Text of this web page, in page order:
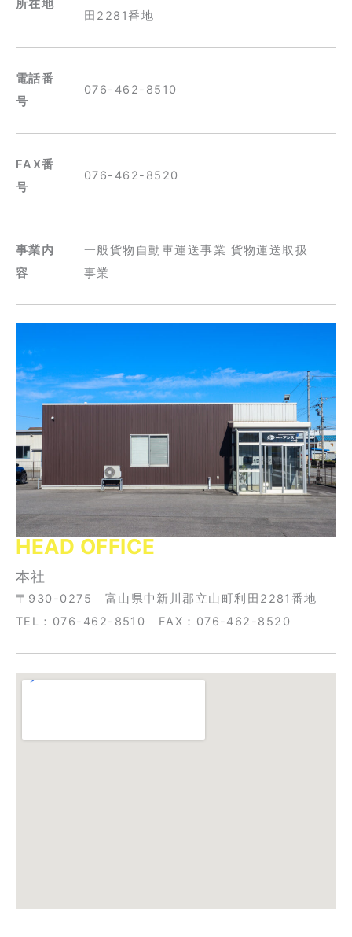
所在地
田2281番地
電話番
号
076-462-8510
FAX番
号
076-462-8520
事業内
容
一般貨物自動車運送事業 貨物運送取扱
事業
HEAD OFFICE
本社
〒930-0275 富山県中新川郡立山町利田2281番地
TEL：076-462-8510 FAX：076-462-8520